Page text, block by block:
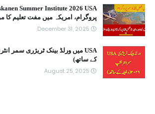
پروگرام، امریکہ میں مفت تعلیم کا
December 31, 2025
کے ساتھ)
August 25, 2025